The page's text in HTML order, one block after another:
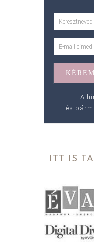
A
és
ITT IS